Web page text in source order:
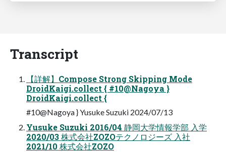
Transcript
【詳解】Compose Strong Skipping Mode
DroidKaigi.collect { #10@Nagoya }
DroidKaigi.collect {
#10@Nagoya } Yusuke Suzuki 2024/07/13
Yusuke Suzuki 2016/04 静岡大学情報学部 入学
2020/03 株式会社ZOZOテクノロジーズ 入社
2021/10 株式会社ZOZO